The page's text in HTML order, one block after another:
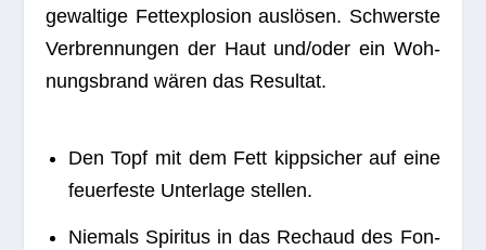
gewal­tige Fett­ex­plo­sion aus­lö­sen. Schwerste
Ver­bren­nun­gen der Haut und/oder ein Woh­
nungs­brand wären das Resultat.
Den Topf mit dem Fett kipp­si­cher auf eine
feu­er­feste Unter­lage stellen.
Nie­mals Spi­ri­tus in das Rechaud des Fon­